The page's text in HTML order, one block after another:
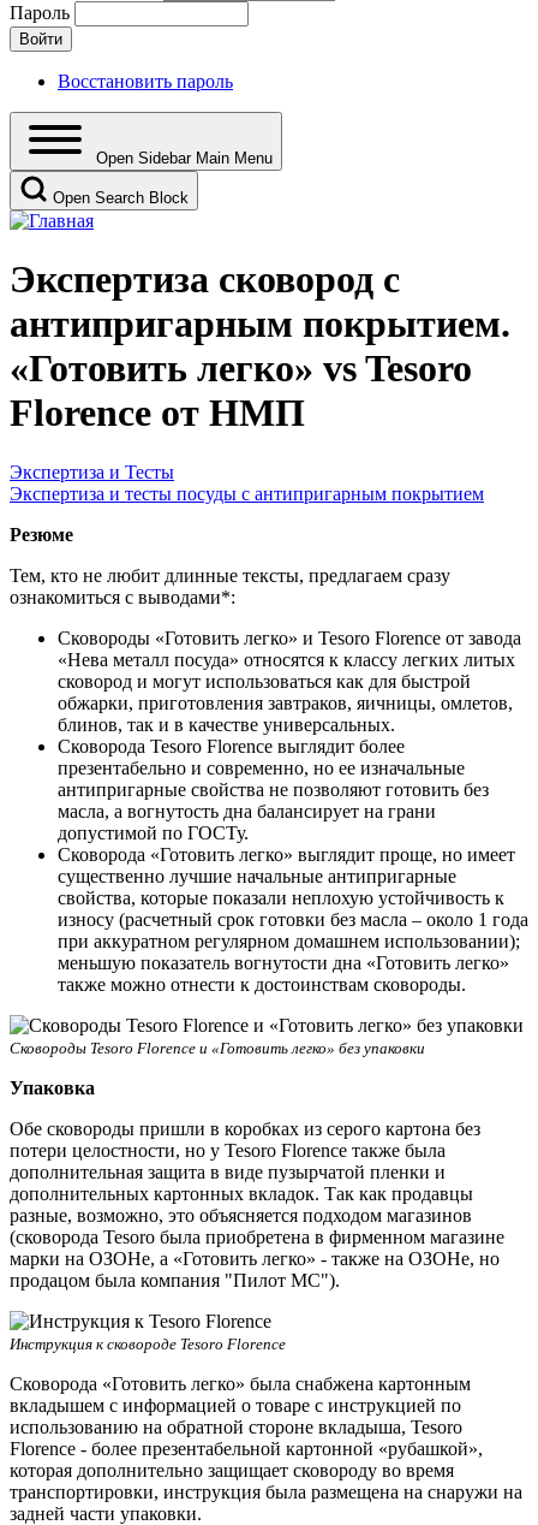
Пароль
Восстановить пароль
Open Sidebar Main Menu
Open Search Block
Экспертиза сковород с
антипригарным покрытием.
«Готовить легко» vs Tesoro
Florence от НМП
Экспертиза и Тесты
Экспертиза и тесты посуды с антипригарным покрытием
Резюме
Тем, кто не любит длинные тексты, предлагаем сразу
ознакомиться с выводами*:
Сковороды «Готовить легко» и Tesoro Florence от завода
«Нева металл посуда» относятся к классу легких литых
сковород и могут использоваться как для быстрой
обжарки, приготовления завтраков, яичницы, омлетов,
блинов, так и в качестве универсальных.
Сковорода Tesoro Florence выглядит более
презентабельно и современно, но ее изначальные
антипригарные свойства не позволяют готовить без
масла, а вогнутость дна балансирует на грани
допустимой по ГОСТу.
Сковорода «Готовить легко» выглядит проще, но имеет
существенно лучшие начальные антипригарные
свойства, которые показали неплохую устойчивость к
износу (расчетный срок готовки без масла – около 1 года
при аккуратном регулярном домашнем использовании);
меньшую показатель вогнутости дна «Готовить легко»
также можно отнести к достоинствам сковороды.
Сковороды Tesoro Florence и «Готовить легко» без упаковки
Упаковка
Обе сковороды пришли в коробках из серого картона без
потери целостности, но у Tesoro Florence также была
дополнительная защита в виде пузырчатой пленки и
дополнительных картонных вкладок. Так как продавцы
разные, возможно, это объясняется подходом магазинов
(сковорода Tesoro была приобретена в фирменном магазине
марки на ОЗОНе, а «Готовить легко» - также на ОЗОНе, но
продацом была компания "Пилот МС").
Инструкция к сковороде Tesoro Florence
Сковорода «Готовить легко» была снабжена картонным
вкладышем с информацией о товаре с инструкцией по
использованию на обратной стороне вкладыша, Tesoro
Florence - более презентабельной картонной «рубашкой»,
которая дополнительно защищает сковороду во время
транспортировки, инструкция была размещена на снаружи на
задней части упаковки.